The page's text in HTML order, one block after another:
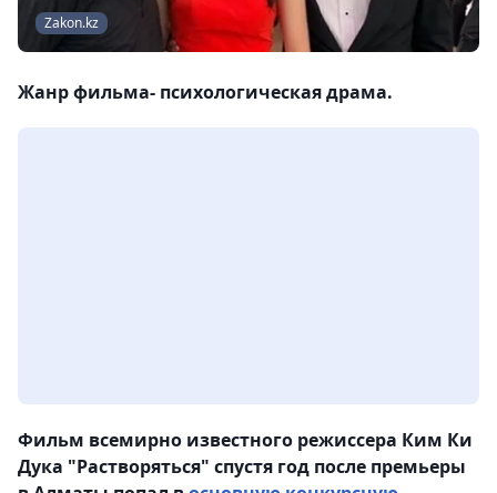
Zakon.kz
Жанр фильма- психологическая драма.
Фильм всемирно известного режиссера Ким Ки
Дука "Растворяться" спустя год после премьеры